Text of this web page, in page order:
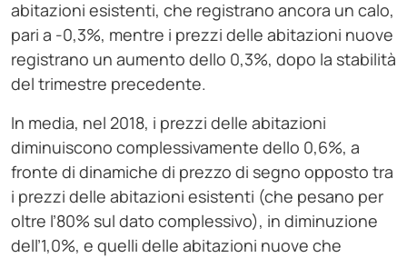
abitazioni esistenti, che registrano ancora un calo,
pari a -0,3%, mentre i prezzi delle abitazioni nuove
registrano un aumento dello 0,3%, dopo la stabilità
del trimestre precedente.
In media, nel 2018, i prezzi delle abitazioni
diminuiscono complessivamente dello 0,6%, a
fronte di dinamiche di prezzo di segno opposto tra
i prezzi delle abitazioni esistenti (che pesano per
oltre l’80% sul dato complessivo), in diminuzione
dell’1,0%, e quelli delle abitazioni nuove che